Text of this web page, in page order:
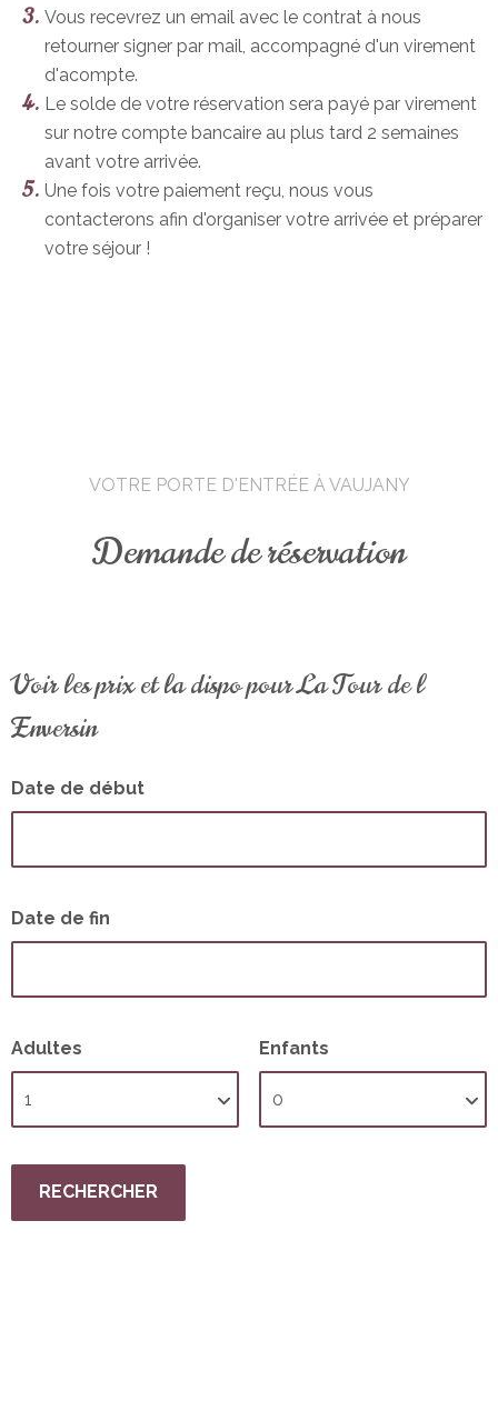
Vous recevrez un email avec le contrat à nous
retourner signer par mail, accompagné d'un virement
d'acompte.
Le solde de votre réservation sera payé par virement
sur notre compte bancaire au plus tard 2 semaines
avant votre arrivée.
Une fois votre paiement reçu, nous vous
contacterons afin d'organiser votre arrivée et préparer
votre séjour !
VOTRE PORTE D'ENTRÉE À VAUJANY
Demande de réservation
Voir les prix et la dispo pour La Tour de l
Enversin
Date de début
Date de fin
Adultes Enfants